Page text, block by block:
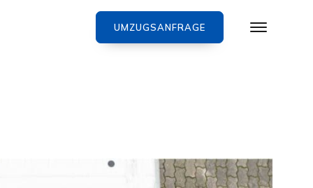
UMZUGSANFRAGE